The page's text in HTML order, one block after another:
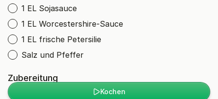
1 EL Sojasauce
1 EL Worcestershire-Sauce
1 EL frische Petersilie
Salz und Pfeffer
Zubereitung
Kochen